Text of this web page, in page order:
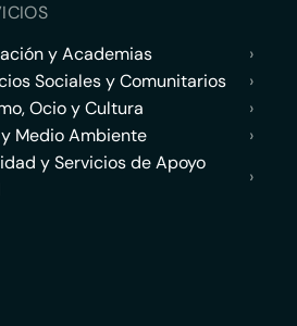
y Academias
›
Sociales y Comunitarios
›
Ocio y Cultura
›
Medio Ambiente
›
y Servicios de Apoyo
›